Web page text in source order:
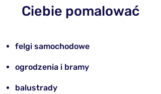
Ciebie pomalować
felgi samochodowe
​ogrodzenia i bramy
balustrady